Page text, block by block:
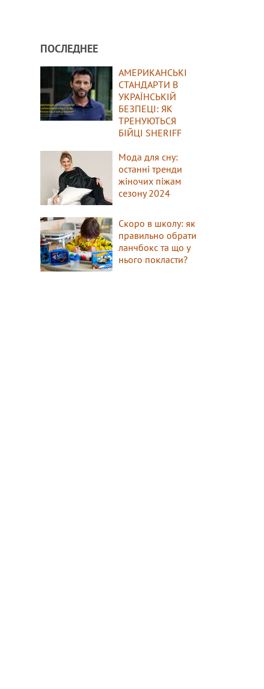
ПОСЛЕДНЕЕ
АМЕРИКАНСЬКІ
СТАНДАРТИ В
УКРАЇНСЬКІЙ
БЕЗПЕЦІ: ЯК
ТРЕНУЮТЬСЯ
БІЙЦІ SHERIFF
Мода для сну:
останні тренди
жіночих піжам
сезону 2024
Скоро в школу: як
правильно обрати
ланчбокс та що у
нього покласти?